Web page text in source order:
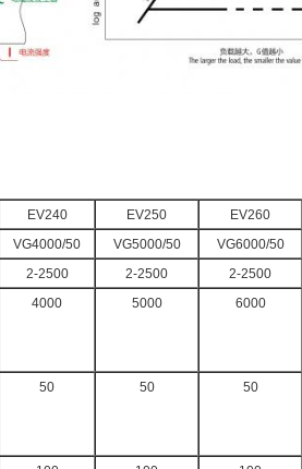
EV240 EV250 EV260
VG4000/50 VG5000/50 VG6000/50
2-2500 2-2500 2-2500
4000 5000 6000
50 50 50